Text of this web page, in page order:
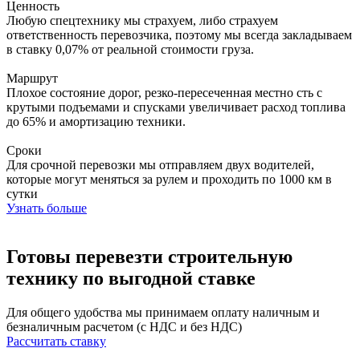
Ценность
Любую спецтехнику мы страхуем, либо страхуем
ответственность перевозчика, поэтому мы всегда закладываем
в ставку 0,07% от реальной стоимости груза.
Маршрут
Плохое состояние дорог, резко-пересеченная местно сть с
крутыми подъемами и спусками увеличивает расход топлива
до 65% и амортизацию техники.
Сроки
Для срочной перевозки мы отправляем двух водителей,
которые могут меняться за рулем и проходить по 1000 км в
сутки
Узнать больше
Готовы перевезти строительную
технику по выгодной ставке
Для общего удобства мы принимаем оплату наличным и
безналичным расчетом (с НДС и без НДС)
Рассчитать ставку